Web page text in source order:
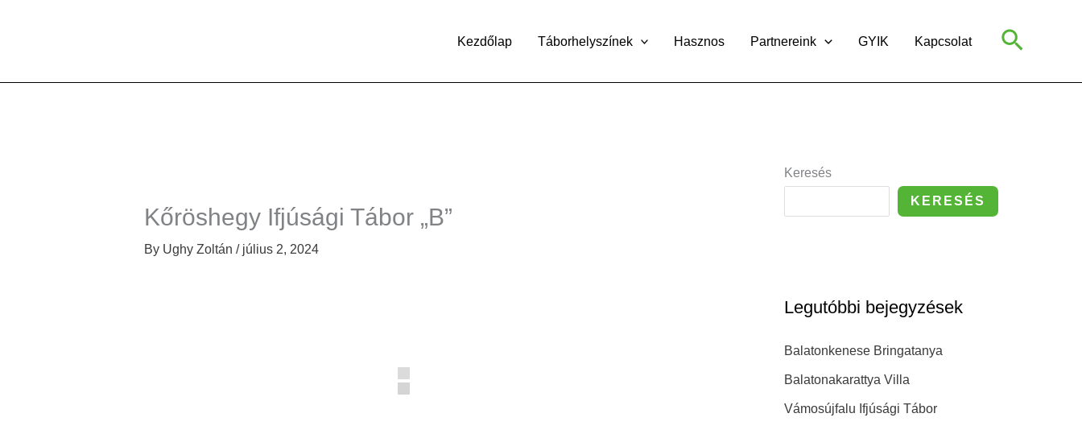
Kezdőlap Táborhelyszínek Hasznos Partnereink GYIK Kapcsolat Search
Kőröshegy Ifjúsági Tábor „B”
By Ughy Zoltán / július 2, 2024
Keresés
KERESÉS
Legutóbbi bejegyzések
Balatonkenese Bringatanya
Balatonakarattya Villa
Vámosújfalu Ifjúsági Tábor